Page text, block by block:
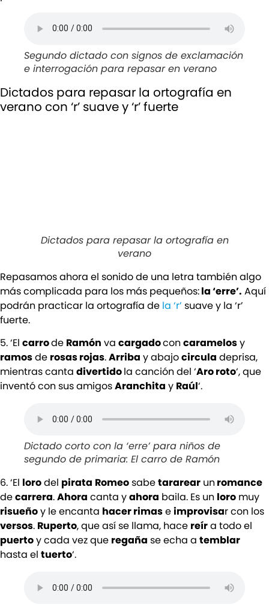
Segundo dictado con signos de exclamación
e interrogación para repasar en verano
Dictados para repasar la ortografía en
verano con ‘r’ suave y ‘r’ fuerte
Dictados para repasar la ortografía en
verano
Repasamos ahora el sonido de una letra también algo
más complicada para los más pequeños:la ‘erre’. Aquí
podrán practicar la ortografía de la ‘r’ suave y la ‘r’
fuerte.
5. ‘El carrode Ramón va cargadoconcaramelosy
ramosde rosas rojas.Arriba y abajocircula deprisa,
mientras canta divertidola canción del ‘Aro roto‘, que
inventó con sus amigosAranchita y Raúl‘.
Dictado corto con la ‘erre’ para niños de
segundo de primaria: El carro de Ramón
6. ‘El lorodel pirata Romeosabetararear unromance
decarrera.Ahora canta yahora baila. Es un loro muy
risueñoy le encanta hacer rimaseimprovisar con los
versos. Ruperto, que así se llama, hace reíra todo el
puertoy cada vez que regaña se echa a temblar
hasta el tuerto‘.